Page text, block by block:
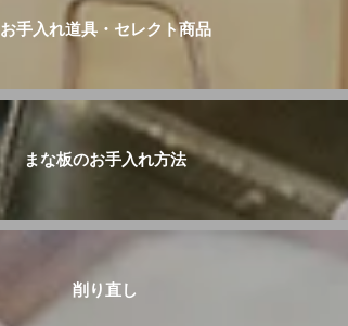
お手入れ道具・セレクト商品
まな板のお手入れ方法
削り直し